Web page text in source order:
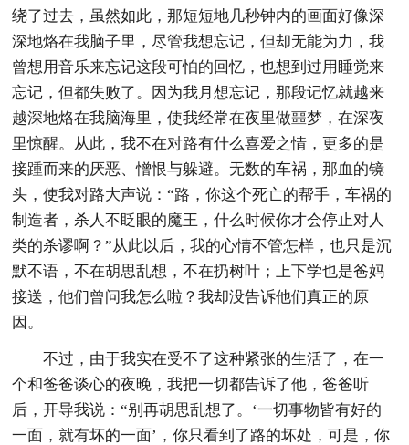
绕了过去，虽然如此，那短短地几秒钟内的画面好像深
深地烙在我脑子里，尽管我想忘记，但却无能为力，我
曾想用音乐来忘记这段可怕的回忆，也想到过用睡觉来
忘记，但都失败了。因为我月想忘记，那段记忆就越来
越深地烙在我脑海里，使我经常在夜里做噩梦，在深夜
里惊醒。从此，我不在对路有什么喜爱之情，更多的是
接踵而来的厌恶、憎恨与躲避。无数的车祸，那血的镜
头，使我对路大声说：“路，你这个死亡的帮手，车祸的
制造者，杀人不眨眼的魔王，什么时候你才会停止对人
类的杀谬啊？”从此以后，我的心情不管怎样，也只是沉
默不语，不在胡思乱想，不在扔树叶；上下学也是爸妈
接送，他们曾问我怎么啦？我却没告诉他们真正的原
因。
不过，由于我实在受不了这种紧张的生活了，在一
个和爸爸谈心的夜晚，我把一切都告诉了他，爸爸听
后，开导我说：“别再胡思乱想了。‘一切事物皆有好的
一面，就有坏的一面’，你只看到了路的坏处，可是，你